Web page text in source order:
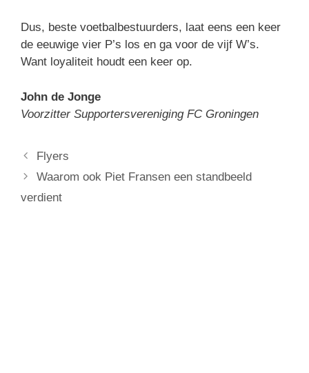
Dus, beste voetbalbestuurders, laat eens een keer
de eeuwige vier P’s los en ga voor de vijf W’s.
Want loyaliteit houdt een keer op.
John de Jonge
Voorzitter Supportersvereniging FC Groningen
Flyers
Waarom ook Piet Fransen een standbeeld
verdient